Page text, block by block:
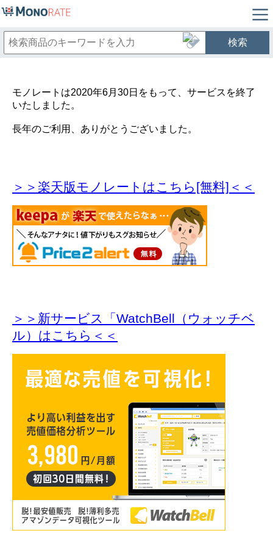
検索
モノレートは2020年6月30日をもって、サービスを終了
いたしました。
長年のご利用、ありがとうございました。
＞＞楽天版モノレートはこちら[無料]＜＜
＞＞新サービス「WatchBell（ウォッチベ
ル）はこちら＜＜